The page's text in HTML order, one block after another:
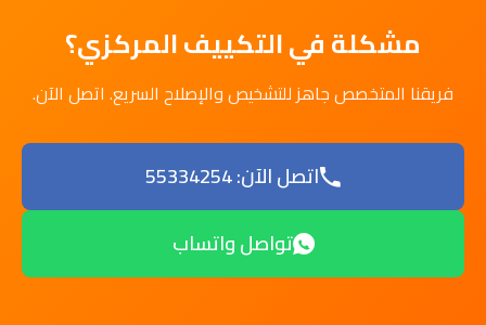
مشكلة في التكييف المركزي؟
فريقنا المتخصص جاهز للتشخيص والإصلاح السريع. اتصل الآن.
اتصل الآن: 55334254
تواصل واتساب